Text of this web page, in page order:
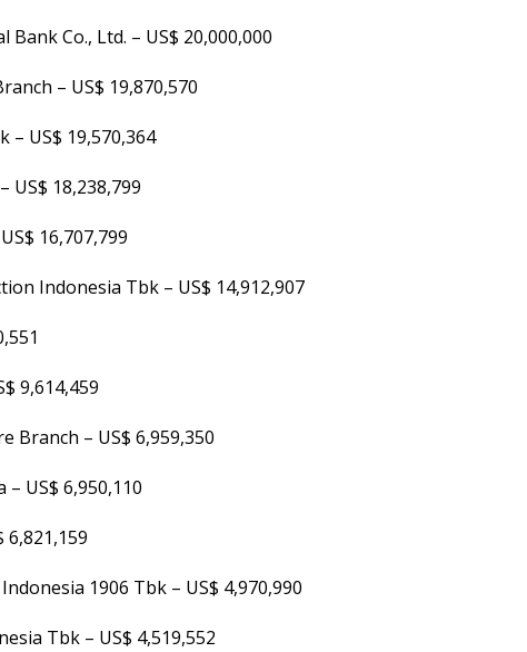
Co., Ltd. – US$ 20,000,000
– US$ 19,870,570
– US$ 19,570,364
US$ 18,238,799
16,707,799
Indonesia Tbk – US$ 14,912,907
9,614,459
Branch – US$ 6,959,350
– US$ 6,950,110
6,821,159
1906 Tbk – US$ 4,970,990
Tbk – US$ 4,519,552